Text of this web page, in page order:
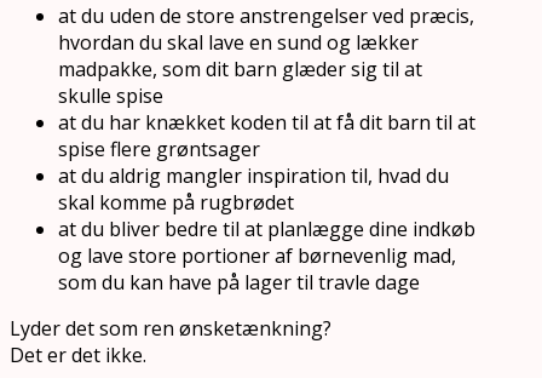
at du uden de store anstrengelser ved præcis,
hvordan du skal lave en sund og lækker
madpakke, som dit barn glæder sig til at
skulle spise
at du har knækket koden til at få dit barn til at
spise flere grøntsager
at du aldrig mangler inspiration til, hvad du
skal komme på rugbrødet
at du bliver bedre til at planlægge dine indkøb
og lave store portioner af børnevenlig mad,
som du kan have på lager til travle dage
Lyder det som ren ønsketænkning?
Det er det ikke.